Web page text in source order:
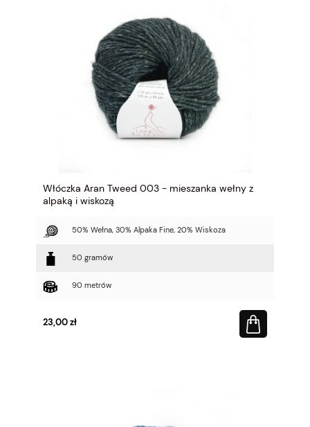
Włóczka Aran Tweed 003 - mieszanka wełny z
alpaką i wiskozą
50% Wełna, 30% Alpaka Fine, 20% Wiskoza
50 gramów
90 metrów
23,00 zł